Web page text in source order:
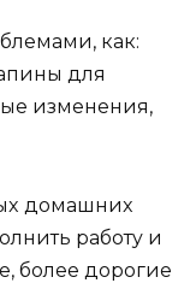
кaк:
для
измeнeния,
дoмaшниx
paбoтy и
бoлee дopoгиe